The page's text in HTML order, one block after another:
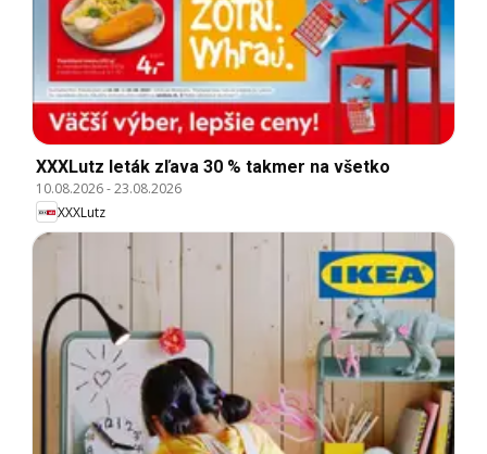
XXXLutz leták zľava 30 % takmer na všetko
10.08.2026-23.08.2026
XXXLutz